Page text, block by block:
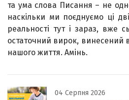
та ума слова Писання – не
наскільки ми поєднуємо ці
реальності тут і зараз, вже
остаточний вирок, винесений
нашого життя. Амінь.
04 Серпня 2026